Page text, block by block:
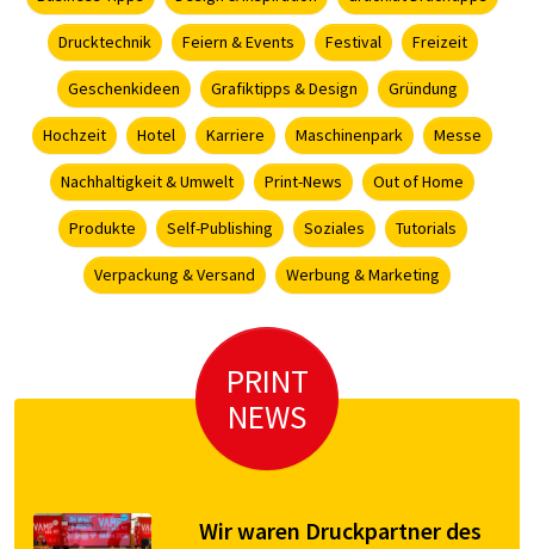
Drucktechnik Feiern & Events Festival Freizeit
Geschenkideen Grafiktipps & Design Gründung
Hochzeit Hotel Karriere Maschinenpark Messe
Nachhaltigkeit & Umwelt Print-News Out of Home
Produkte Self-Publishing Soziales Tutorials
Verpackung & Versand Werbung & Marketing
PRINT
NEWS
Wir waren Druckpartner des